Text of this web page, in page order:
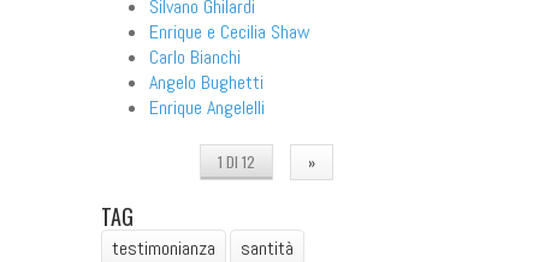
Silvano Ghilardi
Enrique e Cecilia Shaw
Carlo Bianchi
Angelo Bughetti
Enrique Angelelli
1 DI 12 »
TAG
testimonianza
santità